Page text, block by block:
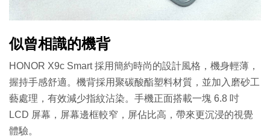
似曾相識的機背
HONOR X9c Smart 採用簡約時尚的設計風格，機身輕薄，
握持手感舒適。機背採用聚碳酸酯塑料材質，並加入磨砂工
藝處理，有效減少指紋沾染。手機正面搭載一塊 6.8 吋
LCD 屏幕，屏幕邊框較窄，屏佔比高，帶來更沉浸的視覺
體驗。